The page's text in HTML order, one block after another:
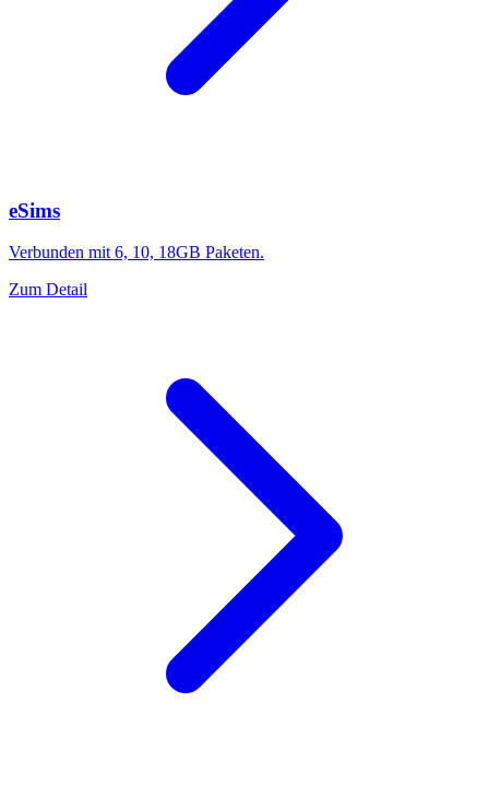
eSims
Verbunden mit 6, 10, 18GB Paketen.
Zum Detail